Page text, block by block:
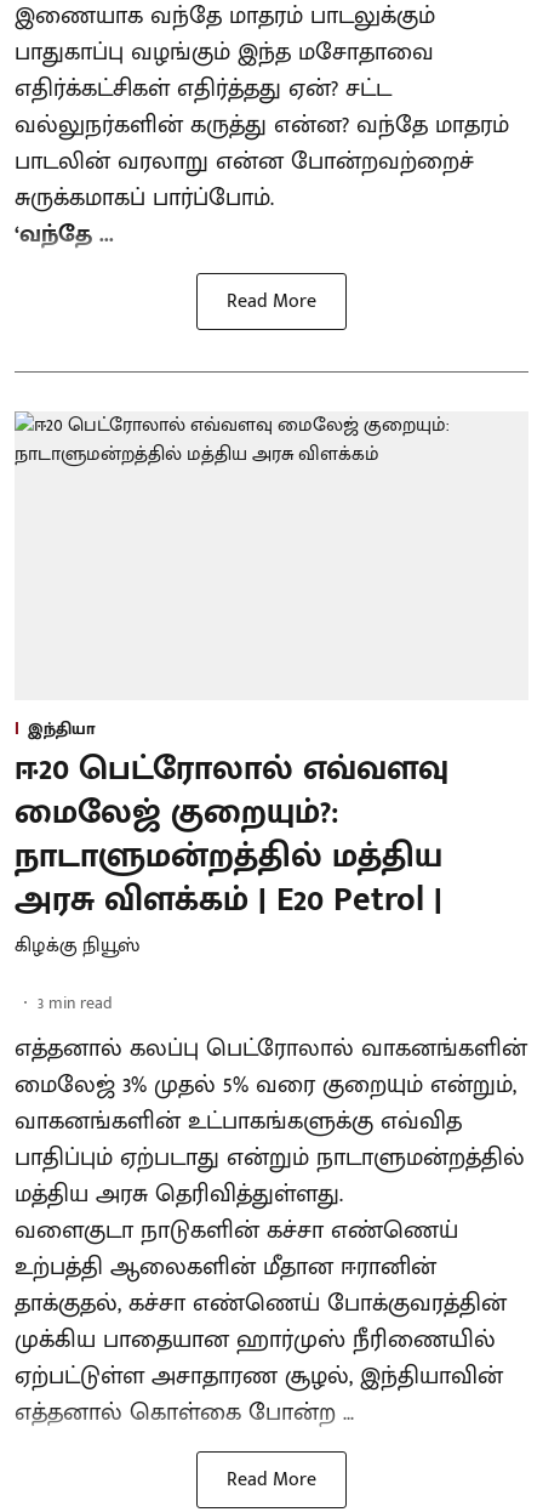
இணையாக வந்தே மாதரம் பாடலுக்கும்
பாதுகாப்பு வழங்கும் இந்த மசோதாவை
எதிர்க்கட்சிகள் எதிர்த்தது ஏன்? சட்ட
வல்லுநர்களின் கருத்து என்ன? வந்தே மாதரம்
பாடலின் வரலாறு என்ன போன்றவற்றைச்
சுருக்கமாகப் பார்ப்போம்.
‘வந்தே ...
Read More
இந்தியா
ஈ20 பெட்ரோலால் எவ்வளவு
மைலேஜ் குறையும்?:
நாடாளுமன்றத்தில் மத்திய
அரசு விளக்கம் | E20 Petrol |
கிழக்கு நியூஸ்
3 min read
எத்தனால் கலப்பு பெட்ரோலால் வாகனங்களின்
மைலேஜ் 3% முதல் 5% வரை குறையும் என்றும்,
வாகனங்களின் உட்பாகங்களுக்கு எவ்வித
பாதிப்பும் ஏற்படாது என்றும் நாடாளுமன்றத்தில்
மத்திய அரசு தெரிவித்துள்ளது.
வளைகுடா நாடுகளின் கச்சா எண்ணெய்
உற்பத்தி ஆலைகளின் மீதான ஈரானின்
தாக்குதல், கச்சா எண்ணெய் போக்குவரத்தின்
முக்கிய பாதையான ஹார்முஸ் நீரிணையில்
ஏற்பட்டுள்ள அசாதாரண சூழல், இந்தியாவின்
எத்தனால் கொள்கை போன்ற ...
Read More